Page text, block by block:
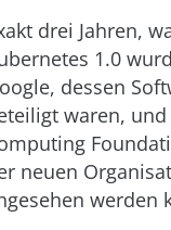
drei Jahren,
1.0
dessen
waren,
neuen
werden